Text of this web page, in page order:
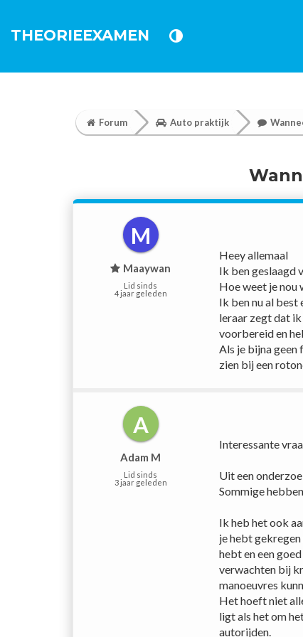
THEORIEEXAMEN
Forum Auto praktijk
M
Maaywan
Lid sinds
4 jaar geleden
Heey allemaal
Ik ben geslaagd
Hoe weet je nou
Ik ben nu al best
leraar zegt dat ik
voorbereid en
Als je bijna geen
zien bij een
A
Adam M
Lid sinds
3 jaar geleden
Interessante
Uit een
Sommige
Ik heb het ook
je hebt
hebt en een
verwachten bij
manoeuvres
Het hoeft niet
ligt als het om
autorijden.